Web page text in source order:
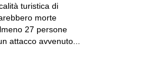
turistica di
morte
27 persone
attacco avvenuto...